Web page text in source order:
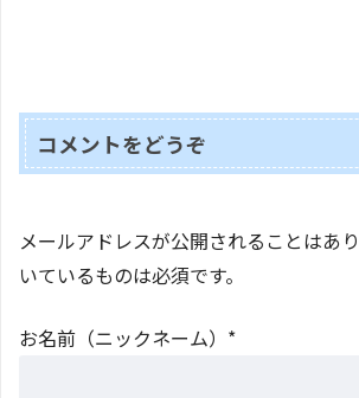
コメントをどうぞ
メールアドレスが公開されることはあ
いているものは必須です。
お名前（ニックネーム）*